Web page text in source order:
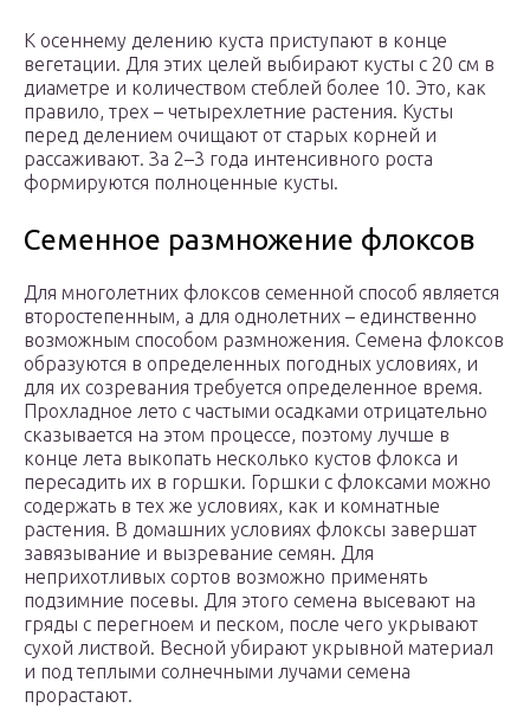
К осеннему делению куста приступают в конце
вегетации. Для этих целей выбирают кусты с 20 см в
диаметре и количеством стеблей более 10. Это, как
правило, трех – четырехлетние растения. Кусты
перед делением очищают от старых корней и
рассаживают. За 2–3 года интенсивного роста
формируются полноценные кусты.
Семенное размножение флоксов
Для многолетних флоксов семенной способ является
второстепенным, а для однолетних – единственно
возможным способом размножения. Семена флоксов
образуются в определенных погодных условиях, и
для их созревания требуется определенное время.
Прохладное лето с частыми осадками отрицательно
сказывается на этом процессе, поэтому лучше в
конце лета выкопать несколько кустов флокса и
пересадить их в горшки. Горшки с флоксами можно
содержать в тех же условиях, как и комнатные
растения. В домашних условиях флоксы завершат
завязывание и вызревание семян. Для
неприхотливых сортов возможно применять
подзимние посевы. Для этого семена высевают на
гряды с перегноем и песком, после чего укрывают
сухой листвой. Весной убирают укрывной материал
и под теплыми солнечными лучами семена
прорастают.